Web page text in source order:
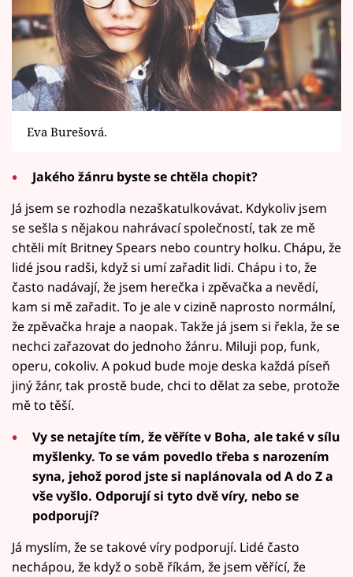
Eva Burešová.
Jakého žánru byste se chtěla chopit?
Já jsem se rozhodla nezaškatulkovávat. Kdykoliv jsem
se sešla s nějakou nahrávací společností, tak ze mě
chtěli mít Britney Spears nebo country holku. Chápu, že
lidé jsou radši, když si umí zařadit lidi. Chápu i to, že
často nadávají, že jsem herečka i zpěvačka a nevědí,
kam si mě zařadit. To je ale v cizině naprosto normální,
že zpěvačka hraje a naopak. Takže já jsem si řekla, že se
nechci zařazovat do jednoho žánru. Miluji pop, funk,
operu, cokoliv. A pokud bude moje deska každá píseň
jiný žánr, tak prostě bude, chci to dělat za sebe, protože
mě to těší.
Vy se netajíte tím, že věříte v Boha, ale také v sílu
myšlenky. To se vám povedlo třeba s narozením
syna, jehož porod jste si naplánovala od A do Z a
vše vyšlo. Odporují si tyto dvě víry, nebo se
podporují?
Já myslím, že se takové víry podporují. Lidé často
nechápou, že když o sobě říkám, že jsem věřící, že